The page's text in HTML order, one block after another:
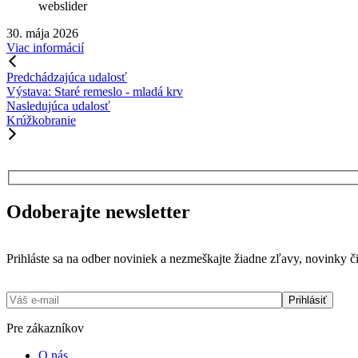
webslider
30. mája 2026
Viac informácií
Predchádzajúca udalosť
Výstava: Staré remeslo - mladá krv
Nasledujúca udalosť
Krúžkobranie
Odoberajte newsletter
Prihláste sa na odber noviniek a nezmeškajte žiadne zľavy, novinky
Pre zákazníkov
O nás